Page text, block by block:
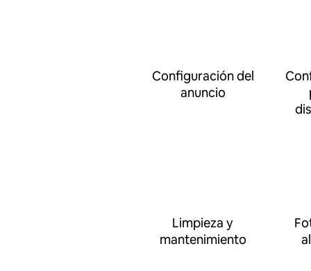
Configuración del
anuncio
Limpieza y
mantenimiento